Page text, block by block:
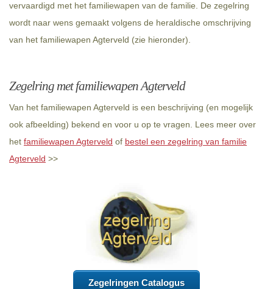
vervaardigd met het familiewapen van de familie. De zegelring
wordt naar wens gemaakt volgens de heraldische omschrijving
van het familiewapen Agterveld (zie hieronder).
Zegelring met familiewapen Agterveld
Van het familiewapen Agterveld is een beschrijving (en mogelijk
ook afbeelding) bekend en voor u op te vragen. Lees meer over
het familiewapen Agterveld of bestel een zegelring van familie
Agterveld >>
Zegelringen Catalogus